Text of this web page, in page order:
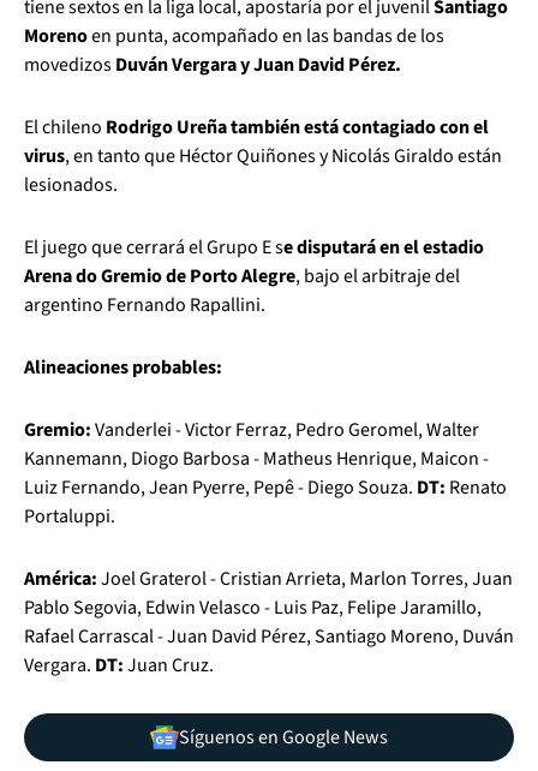
tiene sextos en la liga local, apostaría por el juvenilSantiago
Morenoen punta, acompañado en las bandas de los
movedizosDuván Vergara y Juan David Pérez.
El chileno Rodrigo Ureña también está contagiado con el
virus, en tanto que Héctor Quiñones y Nicolás Giraldo están
lesionados.
El juego que cerrará el Grupo E se disputará en el estadio
Arena do Gremio de Porto Alegre, bajo el arbitraje del
argentino Fernando Rapallini.
Alineaciones probables:
Gremio:Vanderlei - Victor Ferraz, Pedro Geromel, Walter
Kannemann, Diogo Barbosa - Matheus Henrique, Maicon -
Luiz Fernando, Jean Pyerre, Pepê - Diego Souza. DT: Renato
Portaluppi.
América:Joel Graterol - Cristian Arrieta, Marlon Torres, Juan
Pablo Segovia, Edwin Velasco - Luis Paz, Felipe Jaramillo,
Rafael Carrascal - Juan David Pérez, Santiago Moreno, Duván
Vergara. DT:Juan Cruz.
Síguenos en Google News